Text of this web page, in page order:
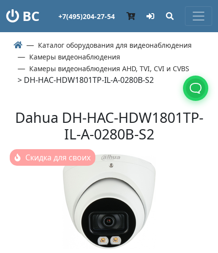
ВС +7(495)204-27-54
Каталог оборудования для видеонаблюдения
Камеры видеонаблюдения
Камеры видеонаблюдения AHD, TVI, CVI и CVBS
> DH-HAC-HDW1801TP-IL-A-0280B-S2
Dahua DH-HAC-HDW1801TP-
IL-A-0280B-S2
Скидка для своих